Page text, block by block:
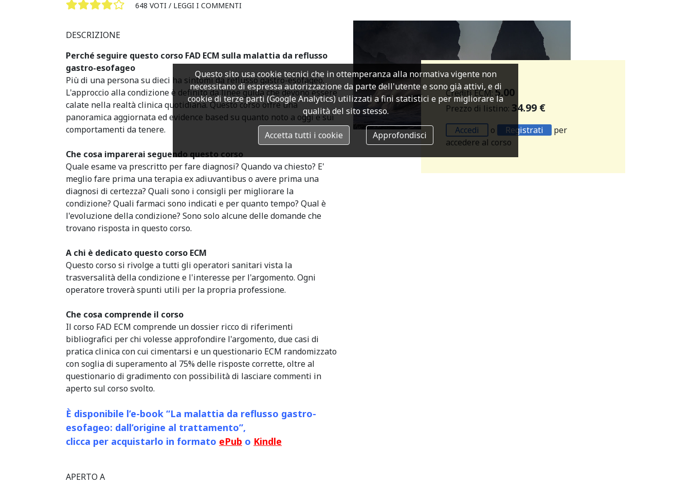
648 VOTI / LEGGI I COMMENTI
DESCRIZIONE
Perché seguire questo corso FAD ECM sulla malattia da reflusso
gastro-esofageo
Più di una persona su dieci ha sintomi da reflusso gastro-esofageo.
L'approccio alla condizione è definito da linee guida che devono essere
calate nella realtà clinica quotidiana. Questo corso offre una
panoramica aggiornata ed evidence based su quanto noto a oggi e sui
comportamenti da tenere.
Che cosa imparerai seguendo questo corso
Quale esame va prescritto per fare diagnosi? Quando va chiesto? E'
meglio fare prima una terapia ex adiuvantibus o avere prima una
diagnosi di certezza? Quali sono i consigli per migliorare la
condizione? Quali farmaci sono indicati e per quanto tempo? Qual è
l'evoluzione della condizione? Sono solo alcune delle domande che
trovano risposta in questo corso.
A chi è dedicato questo corso ECM
Questo corso si rivolge a tutti gli operatori sanitari vista la
trasversalità della condizione e l'interesse per l'argomento. Ogni
operatore troverà spunti utili per la propria professione.
Che cosa comprende il corso
Il corso FAD ECM comprende un dossier ricco di riferimenti
bibliografici per chi volesse approfondire l'argomento, due casi di
pratica clinica con cui cimentarsi e un questionario ECM randomizzato
con soglia di superamento al 75% delle risposte corrette, oltre al
questionario di gradimento con possibilità di lasciare commenti in
aperto sul corso svolto.
È disponibile l’e-book “La malattia da reflusso gastro-
esofageo: dall’origine al trattamento”,
clicca per acquistarlo in formato ePub o Kindle
APERTO A
Crediti ECM:5.00
Prezzo di listino: 34.99 €
Accedi o Registrati
per
accedere al corso
Questo sito usa cookie tecnici che in ottemperanza alla normativa vigente non
necessitano di espressa autorizzazione da parte dell'utente e sono già attivi, e di
cookie di terze parti (Google Analytics) utilizzati a fini statistici e per migliorare la
qualità del sito stesso.
Accetta tutti i cookie Approfondisci